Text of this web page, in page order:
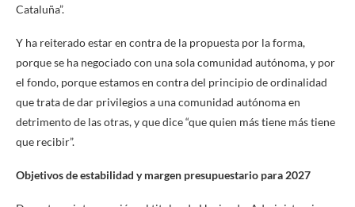
Cataluña”.
Y ha reiterado estar en contra de la propuesta por la forma,
porque se ha negociado con una sola comunidad autónoma, y por
el fondo, porque estamos en contra del principio de ordinalidad
que trata de dar privilegios a una comunidad autónoma en
detrimento de las otras, y que dice “que quien más tiene más tiene
que recibir”.
Objetivos de estabilidad y margen presupuestario para 2027